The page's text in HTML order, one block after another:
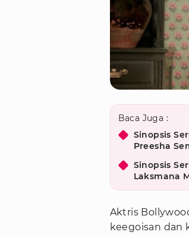
Baca Juga :
Sinopsis
Preesha
Sinopsis
Laksmana
Aktris
keegoisan dan